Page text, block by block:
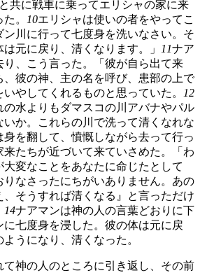
共に戦車に乗ってエリシャの家に来
。
10エリシャは使いの者をやってこ
ン川に行って七度身を洗いなさい。そ
元に戻り、清くなります。」
11ナア
り、こう言った。「彼が自ら出て来
彼の神、主の名を呼び、患部の上で
やしてくれるものと思っていた。
12
の水よりもダマスコの川アバナやパル
か。これらの川で洗って清くなれな
を翻して、憤慨しながら去って行っ
来たちが近づいて来ていさめた。「わ
変なことをあなたに命じたとして
りなさったにちがいありません。あの
そうすれば清くなる』と言っただけ
14ナアマンは神の人の言葉どおりに下
に七度身を浸した。彼の体は元に戻
うになり、清くなった。
て神の人のところに引き返し、その前